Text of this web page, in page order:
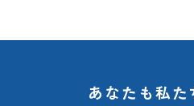
あなたも私た